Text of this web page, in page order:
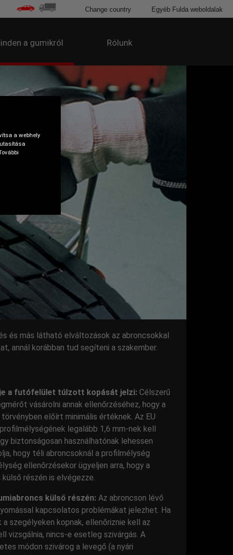
a gumikról Rólunk
Change country Egyéb Fulda weboldalak
és más látható elváltozások az abroncsokkal
annál korábban tud segíteni a szakember.
a futófelület túlzott kopását jelzi: Célszerű
vásárolni annak ellenőrzéséhez, hogy a
előírt minimális értéknek. Az EU
legalább 1,6 mm-nek kell
biztonságosan használhatónak lehessen
hogy téli abroncsoknál a profilmélység
ellenőrzésekor ügyeljen arra, hogy a
részén is elvégezze.
külső részén: Az abroncson lévő
kapcsolatos problémákat jelezhet. Ha
szegélyeken kopnak, ellenőriznie kell az
vizsgálnia, nincs-e esetleg szivárgás. A
módon szivárog a levegő (a nyári
a webhely